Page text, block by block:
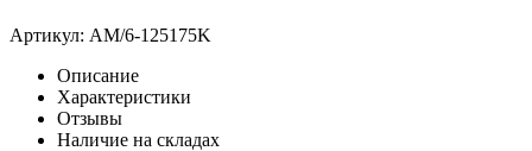
Артикул: AM/6-125175K
Описание
Характеристики
Отзывы
Наличие на складах